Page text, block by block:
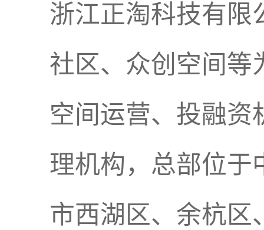
浙江正淘科技有限
社区、众创空间等
空间运营、投融资
理机构，总部位于
市西湖区、余杭区